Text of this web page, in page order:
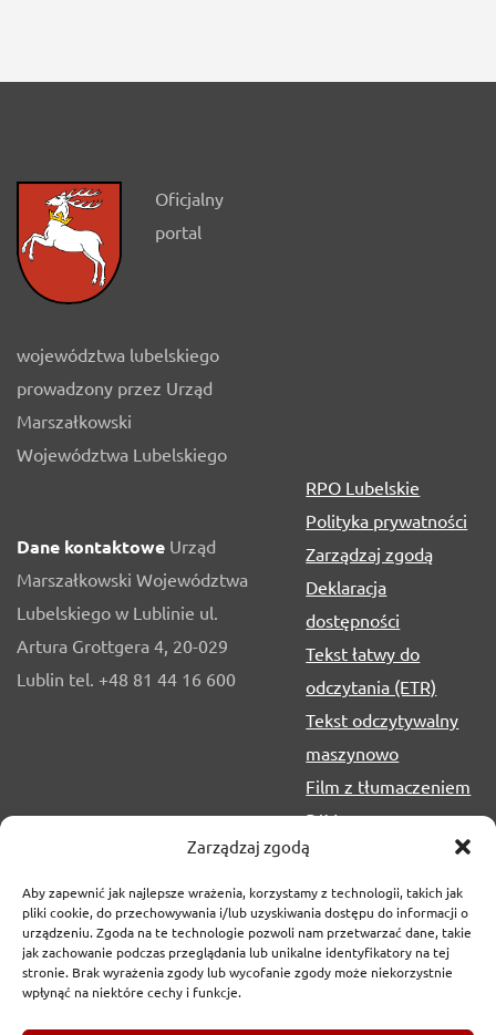
Zarządzaj zgodą
Aby zapewnić jak najlepsze wrażenia, korzystamy z technologii, takich jak
pliki cookie, do przechowywania i/lub uzyskiwania dostępu do informacji o
urządzeniu. Zgoda na te technologie pozwoli nam przetwarzać dane, takie
jak zachowanie podczas przeglądania lub unikalne identyfikatory na tej
stronie. Brak wyrażenia zgody lub wycofanie zgody może niekorzystnie
wpłynąć na niektóre cechy i funkcje.
Oficjalny
portal
województwa lubelskiego
prowadzony przez Urząd
Marszałkowski
Województwa Lubelskiego
Dane kontaktowe Urząd
Marszałkowski Województwa
Lubelskiego w Lublinie ul.
Artura Grottgera 4, 20-029
Lublin tel. +48 81 44 16 600
RPO Lubelskie
Polityka prywatności
Zarządzaj zgodą
Deklaracja
dostępności
Tekst łatwy do
odczytania (ETR)
Tekst odczytywalny
maszynowo
Film z tłumaczeniem
PJM